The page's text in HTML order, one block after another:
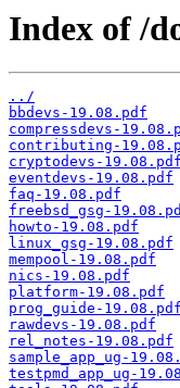
Index of /
../
bbdevs-19.08.pdf
compressdevs-
contributing-
cryptodevs-19.08.pdf
eventdevs-19.08.pdf
faq-19.08.pdf
freebsd_gsg-
howto-19.08.pdf
linux_gsg-19.08.pdf
mempool-19.08.pdf
nics-19.08.pdf
platform-19.08.pdf
prog_guide-19.08.pdf
rawdevs-19.08.pdf
rel_notes-19.08.pdf
sample_app_ug-
testpmd_app_ug-